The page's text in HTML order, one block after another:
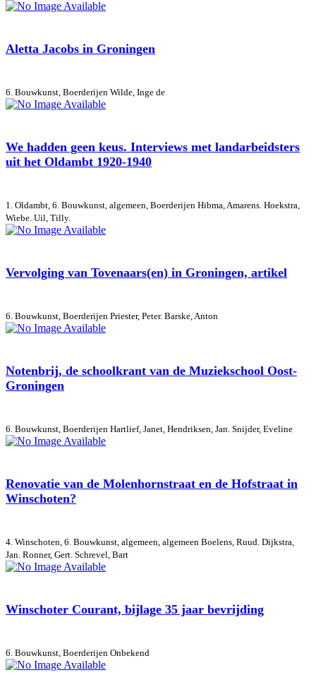
Aletta Jacobs in Groningen
6. Bouwkunst, Boerderijen Wilde, Inge de
We hadden geen keus. Interviews met landarbeidsters
uit het Oldambt 1920-1940
1. Oldambt, 6. Bouwkunst, algemeen, Boerderijen Hibma, Amarens. Hoekstra,
Wiebe. Uil, Tilly.
Vervolging van Tovenaars(en) in Groningen, artikel
6. Bouwkunst, Boerderijen Priester, Peter. Barske, Anton
Notenbrij, de schoolkrant van de Muziekschool Oost-
Groningen
6. Bouwkunst, Boerderijen Hartlief, Janet, Hendriksen, Jan. Snijder, Eveline
Renovatie van de Molenhornstraat en de Hofstraat in
Winschoten?
4. Winschoten, 6. Bouwkunst, algemeen, algemeen Boelens, Ruud. Dijkstra,
Jan. Ronner, Gert. Schrevel, Bart
Winschoter Courant, bijlage 35 jaar bevrijding
6. Bouwkunst, Boerderijen Onbekend